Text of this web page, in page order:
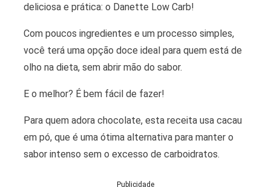
deliciosa e prática: o Danette Low Carb!
Com poucos ingredientes e um processo simples,
você terá uma opção doce ideal para quem está de
olho na dieta, sem abrir mão do sabor.
E o melhor? É bem fácil de fazer!
Para quem adora chocolate, esta receita usa cacau
em pó, que é uma ótima alternativa para manter o
sabor intenso sem o excesso de carboidratos.
Publicidade